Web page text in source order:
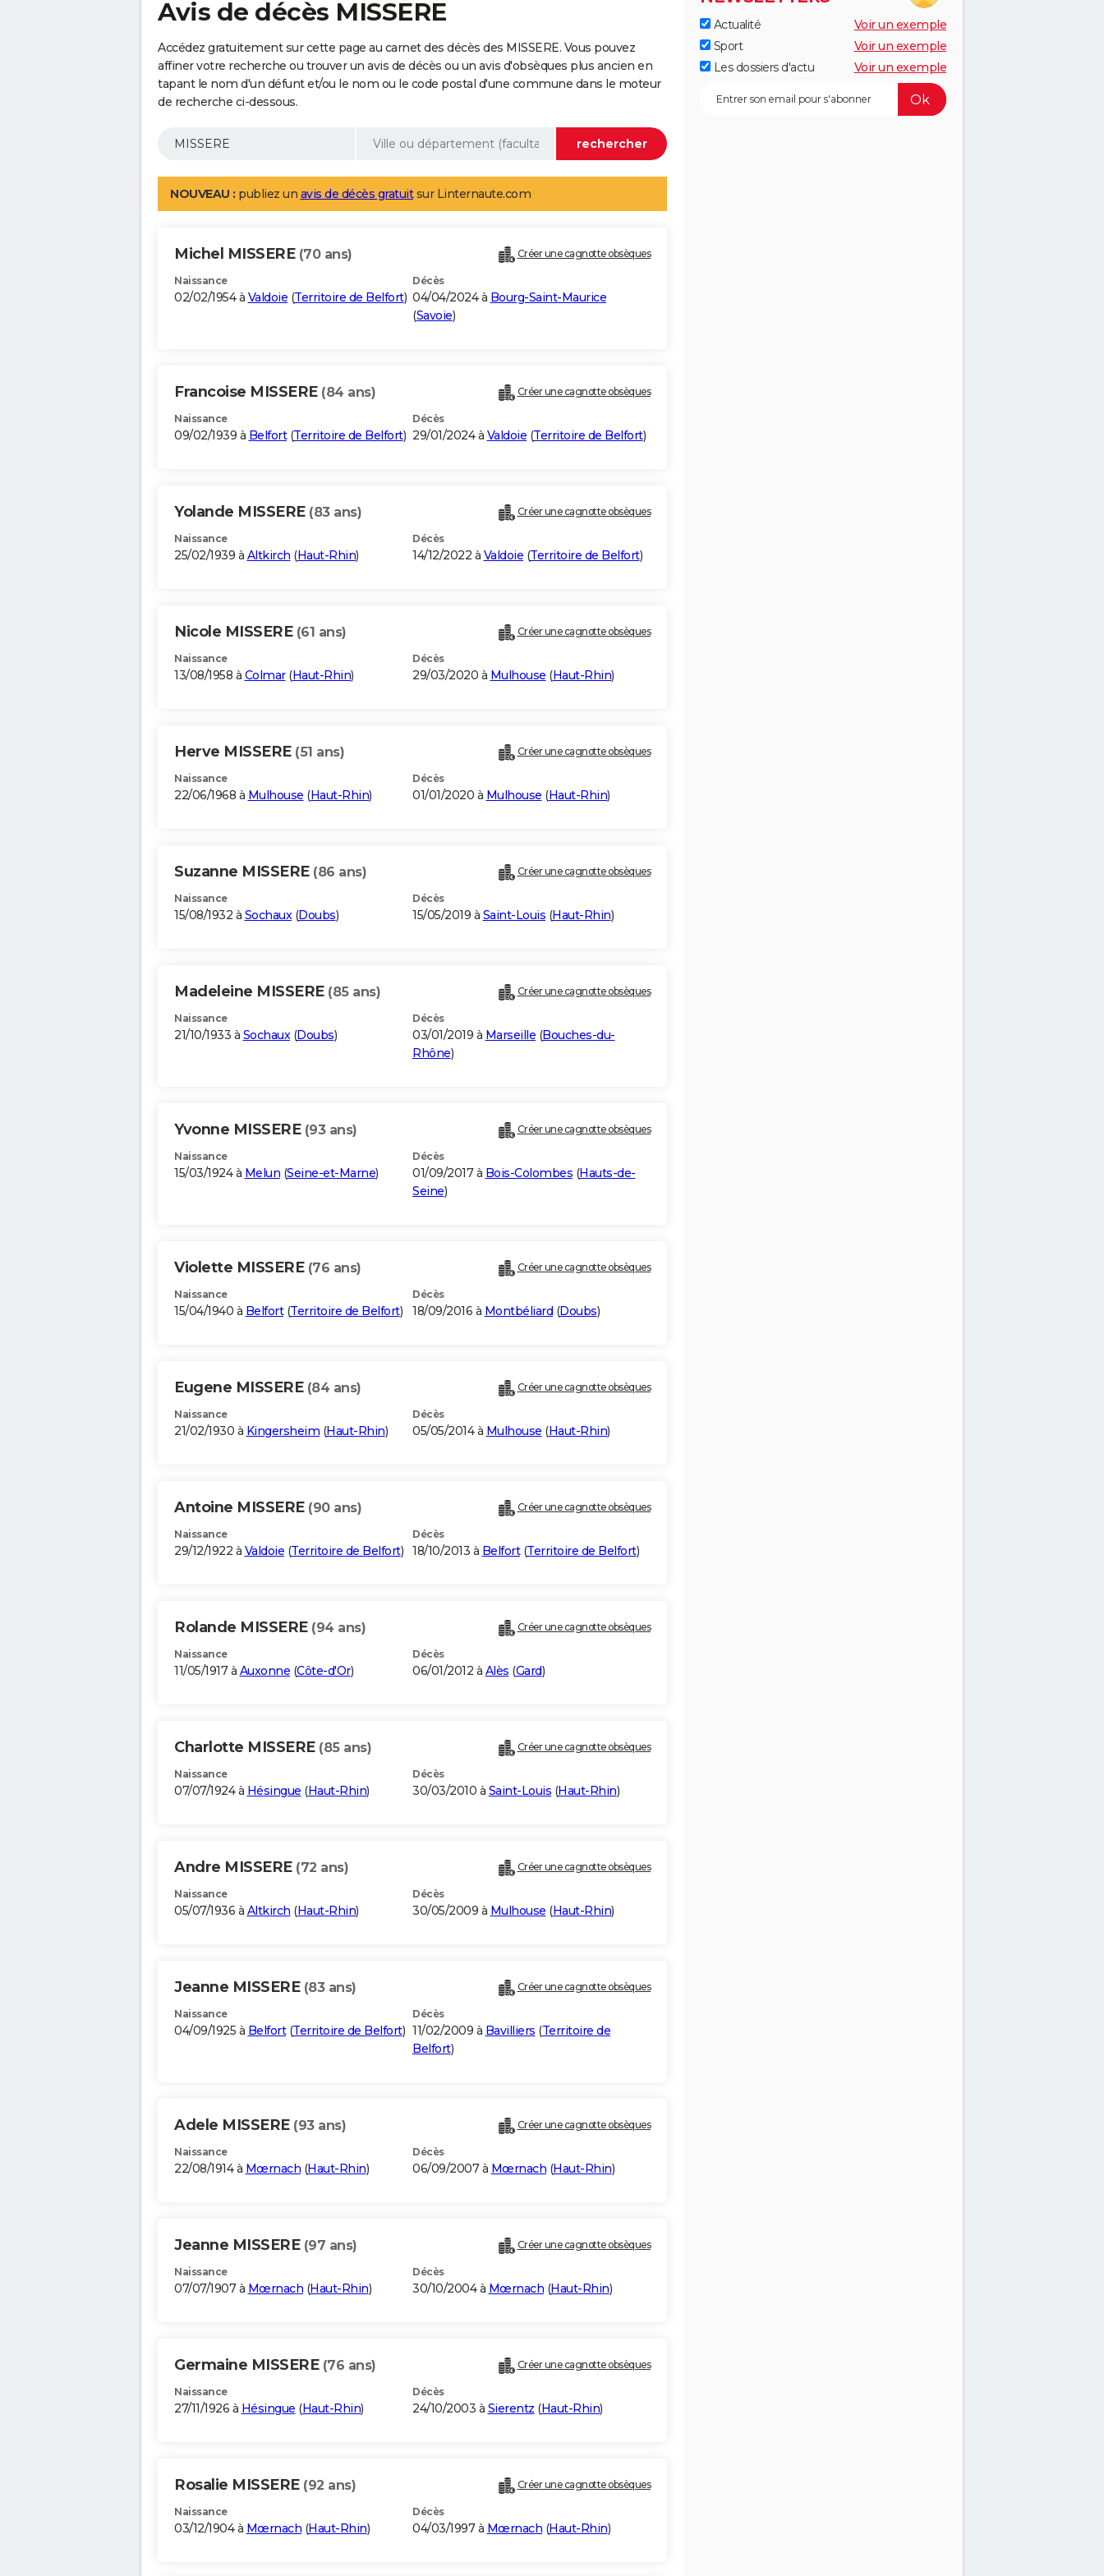
Avis de décès MISSERE
Accédez gratuitement sur cette page au carnet des décès des MISSERE. Vous pouvez
affiner votre recherche ou trouver un avis de décès ou un avis d'obsèques plus ancien en
tapant le nom d'un défunt et/ou le nom ou le code postal d'une commune dans le moteur
de recherche ci-dessous.
NOUVEAU : publiez un avis de décès gratuitsur Linternaute.com
Michel MISSERE (70 ans) Créer une cagnotte obsèques
Naissance
02/02/1954 à Valdoie (Territoire de Belfort)
Décès
04/04/2024 à Bourg-Saint-Maurice
(Savoie)
Francoise MISSERE (84 ans) Créer une cagnotte obsèques
Naissance
09/02/1939 à Belfort(Territoire de Belfort)
Décès
29/01/2024 à Valdoie (Territoire de Belfort)
Yolande MISSERE (83 ans) Créer une cagnotte obsèques
Naissance
25/02/1939 à Altkirch (Haut-Rhin)
Décès
14/12/2022 à Valdoie (Territoire de Belfort)
Nicole MISSERE (61 ans) Créer une cagnotte obsèques
Naissance
13/08/1958 à Colmar(Haut-Rhin)
Décès
29/03/2020 à Mulhouse (Haut-Rhin)
Herve MISSERE (51 ans) Créer une cagnotte obsèques
Naissance
22/06/1968 à Mulhouse (Haut-Rhin)
Décès
01/01/2020 à Mulhouse (Haut-Rhin)
Suzanne MISSERE (86 ans) Créer une cagnotte obsèques
Naissance
15/08/1932 à Sochaux(Doubs)
Décès
15/05/2019 à Saint-Louis (Haut-Rhin)
Madeleine MISSERE (85 ans) Créer une cagnotte obsèques
Naissance
21/10/1933 à Sochaux(Doubs)
Décès
03/01/2019 à Marseille (Bouches-du-
Rhône)
Yvonne MISSERE (93 ans) Créer une cagnotte obsèques
Naissance
15/03/1924 à Melun (Seine-et-Marne)
Décès
01/09/2017 à Bois-Colombes (Hauts-de-
Seine)
Violette MISSERE (76 ans) Créer une cagnotte obsèques
Naissance
15/04/1940 à Belfort(Territoire de Belfort)
Décès
18/09/2016 à Montbéliard (Doubs)
Eugene MISSERE (84 ans) Créer une cagnotte obsèques
Naissance
21/02/1930 à Kingersheim (Haut-Rhin)
Décès
05/05/2014 à Mulhouse (Haut-Rhin)
Antoine MISSERE (90 ans) Créer une cagnotte obsèques
Naissance
29/12/1922 à Valdoie (Territoire de Belfort)
Décès
18/10/2013 à Belfort(Territoire de Belfort)
Rolande MISSERE (94 ans) Créer une cagnotte obsèques
Naissance
11/05/1917 à Auxonne (Côte-d'Or)
Décès
06/01/2012 à Alès (Gard)
Charlotte MISSERE (85 ans) Créer une cagnotte obsèques
Naissance
07/07/1924 à Hésingue (Haut-Rhin)
Décès
30/03/2010 à Saint-Louis (Haut-Rhin)
Andre MISSERE (72 ans) Créer une cagnotte obsèques
Naissance
05/07/1936 à Altkirch (Haut-Rhin)
Décès
30/05/2009 à Mulhouse (Haut-Rhin)
Jeanne MISSERE (83 ans) Créer une cagnotte obsèques
Naissance
04/09/1925 à Belfort(Territoire de Belfort)
Décès
11/02/2009 à Bavilliers (Territoire de
Belfort)
Adele MISSERE (93 ans) Créer une cagnotte obsèques
Naissance
22/08/1914 à Mœrnach (Haut-Rhin)
Décès
06/09/2007 à Mœrnach (Haut-Rhin)
Jeanne MISSERE (97 ans) Créer une cagnotte obsèques
Naissance
07/07/1907 à Mœrnach (Haut-Rhin)
Décès
30/10/2004 à Mœrnach (Haut-Rhin)
Germaine MISSERE (76 ans) Créer une cagnotte obsèques
Naissance
27/11/1926 à Hésingue (Haut-Rhin)
Décès
24/10/2003 à Sierentz (Haut-Rhin)
Rosalie MISSERE (92 ans) Créer une cagnotte obsèques
Naissance
03/12/1904 à Mœrnach (Haut-Rhin)
Décès
04/03/1997 à Mœrnach (Haut-Rhin)
Actualité
Voir un exemple
Sport
Voir un exemple
Les dossiers d'actu
Voir un exemple